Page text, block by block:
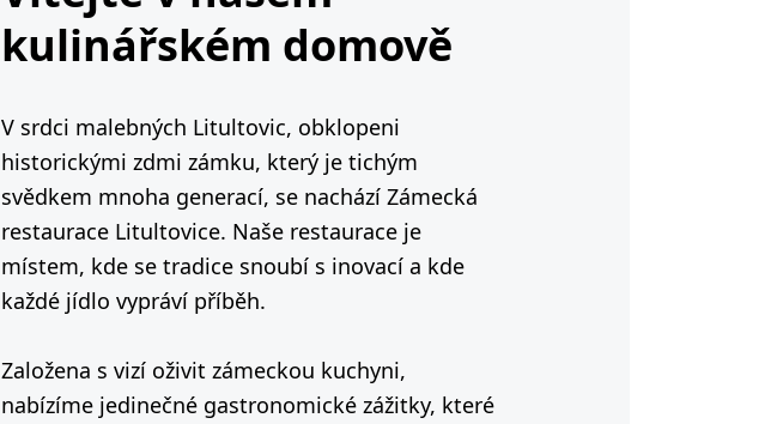
kulinářském domově
V srdci malebných Litultovic, obklopeni
historickými zdmi zámku, který je tichým
svědkem mnoha generací, se nachází Zámecká
restaurace Litultovice. Naše restaurace je
místem, kde se tradice snoubí s inovací a kde
každé jídlo vypráví příběh.
Založena s vizí oživit zámeckou kuchyni,
nabízíme jedinečné gastronomické zážitky, které